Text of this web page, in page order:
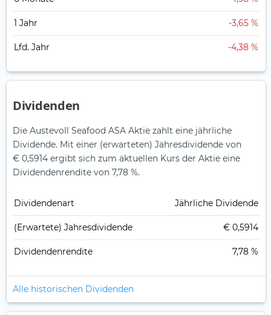
1 Jahr -3,65 %
Lfd. Jahr -4,38 %
Dividenden
Die Austevoll Seafood ASA Aktie zahlt eine jährliche
Dividende. Mit einer (erwarteten) Jahresdividende von
€ 0,5914 ergibt sich zum aktuellen Kurs der Aktie eine
Dividendenrendite von 7,78 %.
Dividendenart Jährliche Dividende
(Erwartete) Jahresdividende € 0,5914
Dividendenrendite 7,78 %
Alle historischen Dividenden